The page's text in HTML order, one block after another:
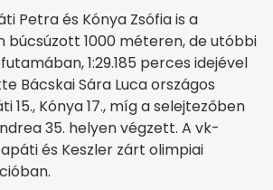
Petra és Kónya Zsófia is a
búcsúzott 1000 méteren, de utóbbi
1:29.185 perces idejével
Bácskai Sára Luca országos
15., Kónya 17., míg a selejtezőben
35. helyen végzett. A vk-
és Keszler zárt olimpiai